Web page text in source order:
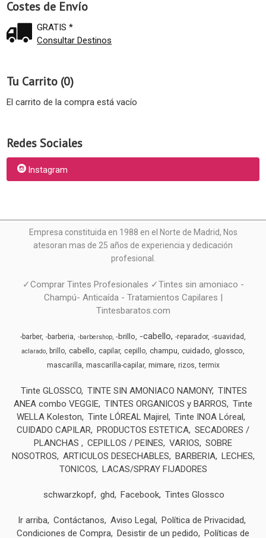
Costes de Envío
GRATIS *
Consultar Destinos
Tu Carrito (0)
El carrito de la compra está vacío
Redes Sociales
Instagram
Empresa constituida en 1988 en el Norte de Madrid, Nos
atesoran mas de 25 años de experiencia y dedicación
profesional.
✓Comprar Tintes Profesionales ✓Tintes sin amoniaco -
Champú- Anticaída - Tratamientos Capilares |
Tintesbaratos.com
-barber -barberia -barbershop -brillo -cabello -reparador -suavidad
aclarado brillo cabello capilar cepillo champu cuidado glossco
mascarilla mascarilla-capilar mimare rizos termix
Tinte GLOSSCO TINTE SIN AMONIACO NAMONY TINTES
ANEA combo VEGGIE TINTES ORGANICOS y BARROS
Tinte
WELLA Koleston
Tinte LÓREAL Majirel
Tinte INOA Lóreal
CUIDADO CAPILAR
PRODUCTOS ESTETICA SECADORES /
PLANCHAS
CEPILLOS / PEINES VARIOS
SOBRE
NOSOTROS
ARTICULOS DESECHABLES BARBERIA
LECHES,
TONICOS
LACAS/SPRAY FIJADORES
schwarzkopf ghd Facebook Tintes Glossco
Ir arriba Contáctanos Aviso Legal
Política de Privacidad
Condiciones de Compra
Desistir de un pedido Políticas de